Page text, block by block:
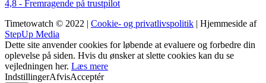
4,8 - Fremragende på trustpilot
Timetowatch © 2022 | Cookie- og privatlivspolitik | Hjemmeside af
StepUp Media
Dette site anvender cookies for løbende at evaluere og forbedre din
oplevelse på siden. Hvis du ønsker at slette cookies kan du se
vejledningen her. Læs mere
IndstillingerAfvisAcceptér